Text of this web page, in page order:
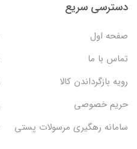
دسترسی سریع
صفحه اول
تماس با ما
رویه بازگرداندن کالا
حریم خصوصی
سامانه رهگیری مرسولات پستی